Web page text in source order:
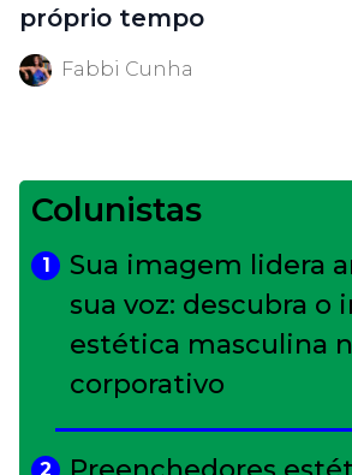
próprio tempo
Fabbi Cunha
Colunistas
1
Sua imagem lidera
sua voz: descubra o
estética masculina
corporativo
2